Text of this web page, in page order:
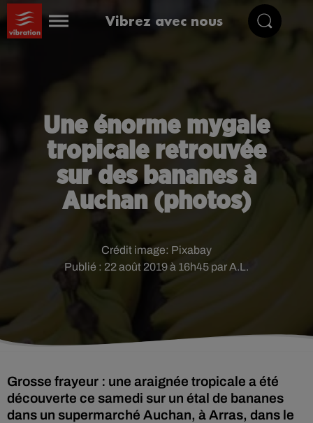
Vibrez avec nous
Une énorme mygale
tropicale retrouvée
sur des bananes à
Auchan (photos)
Publié : 22 août 2019 à 16h45 par A.L.
Crédit image: Pixabay
Grosse frayeur : une araignée tropicale a été
découverte ce samedi sur un étal de bananes
dans un supermarché Auchan, à Arras, dans le